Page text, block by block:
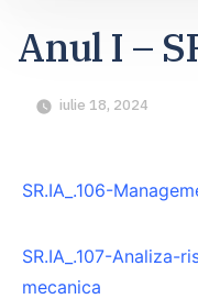
conținut
Anul I –
iulie 18, 2024
SR.IA_.106-
SR.IA_.107-
mecanica